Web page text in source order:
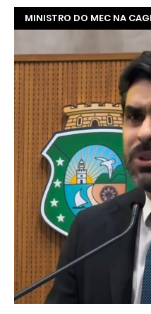
MINISTRO DO MEC NA